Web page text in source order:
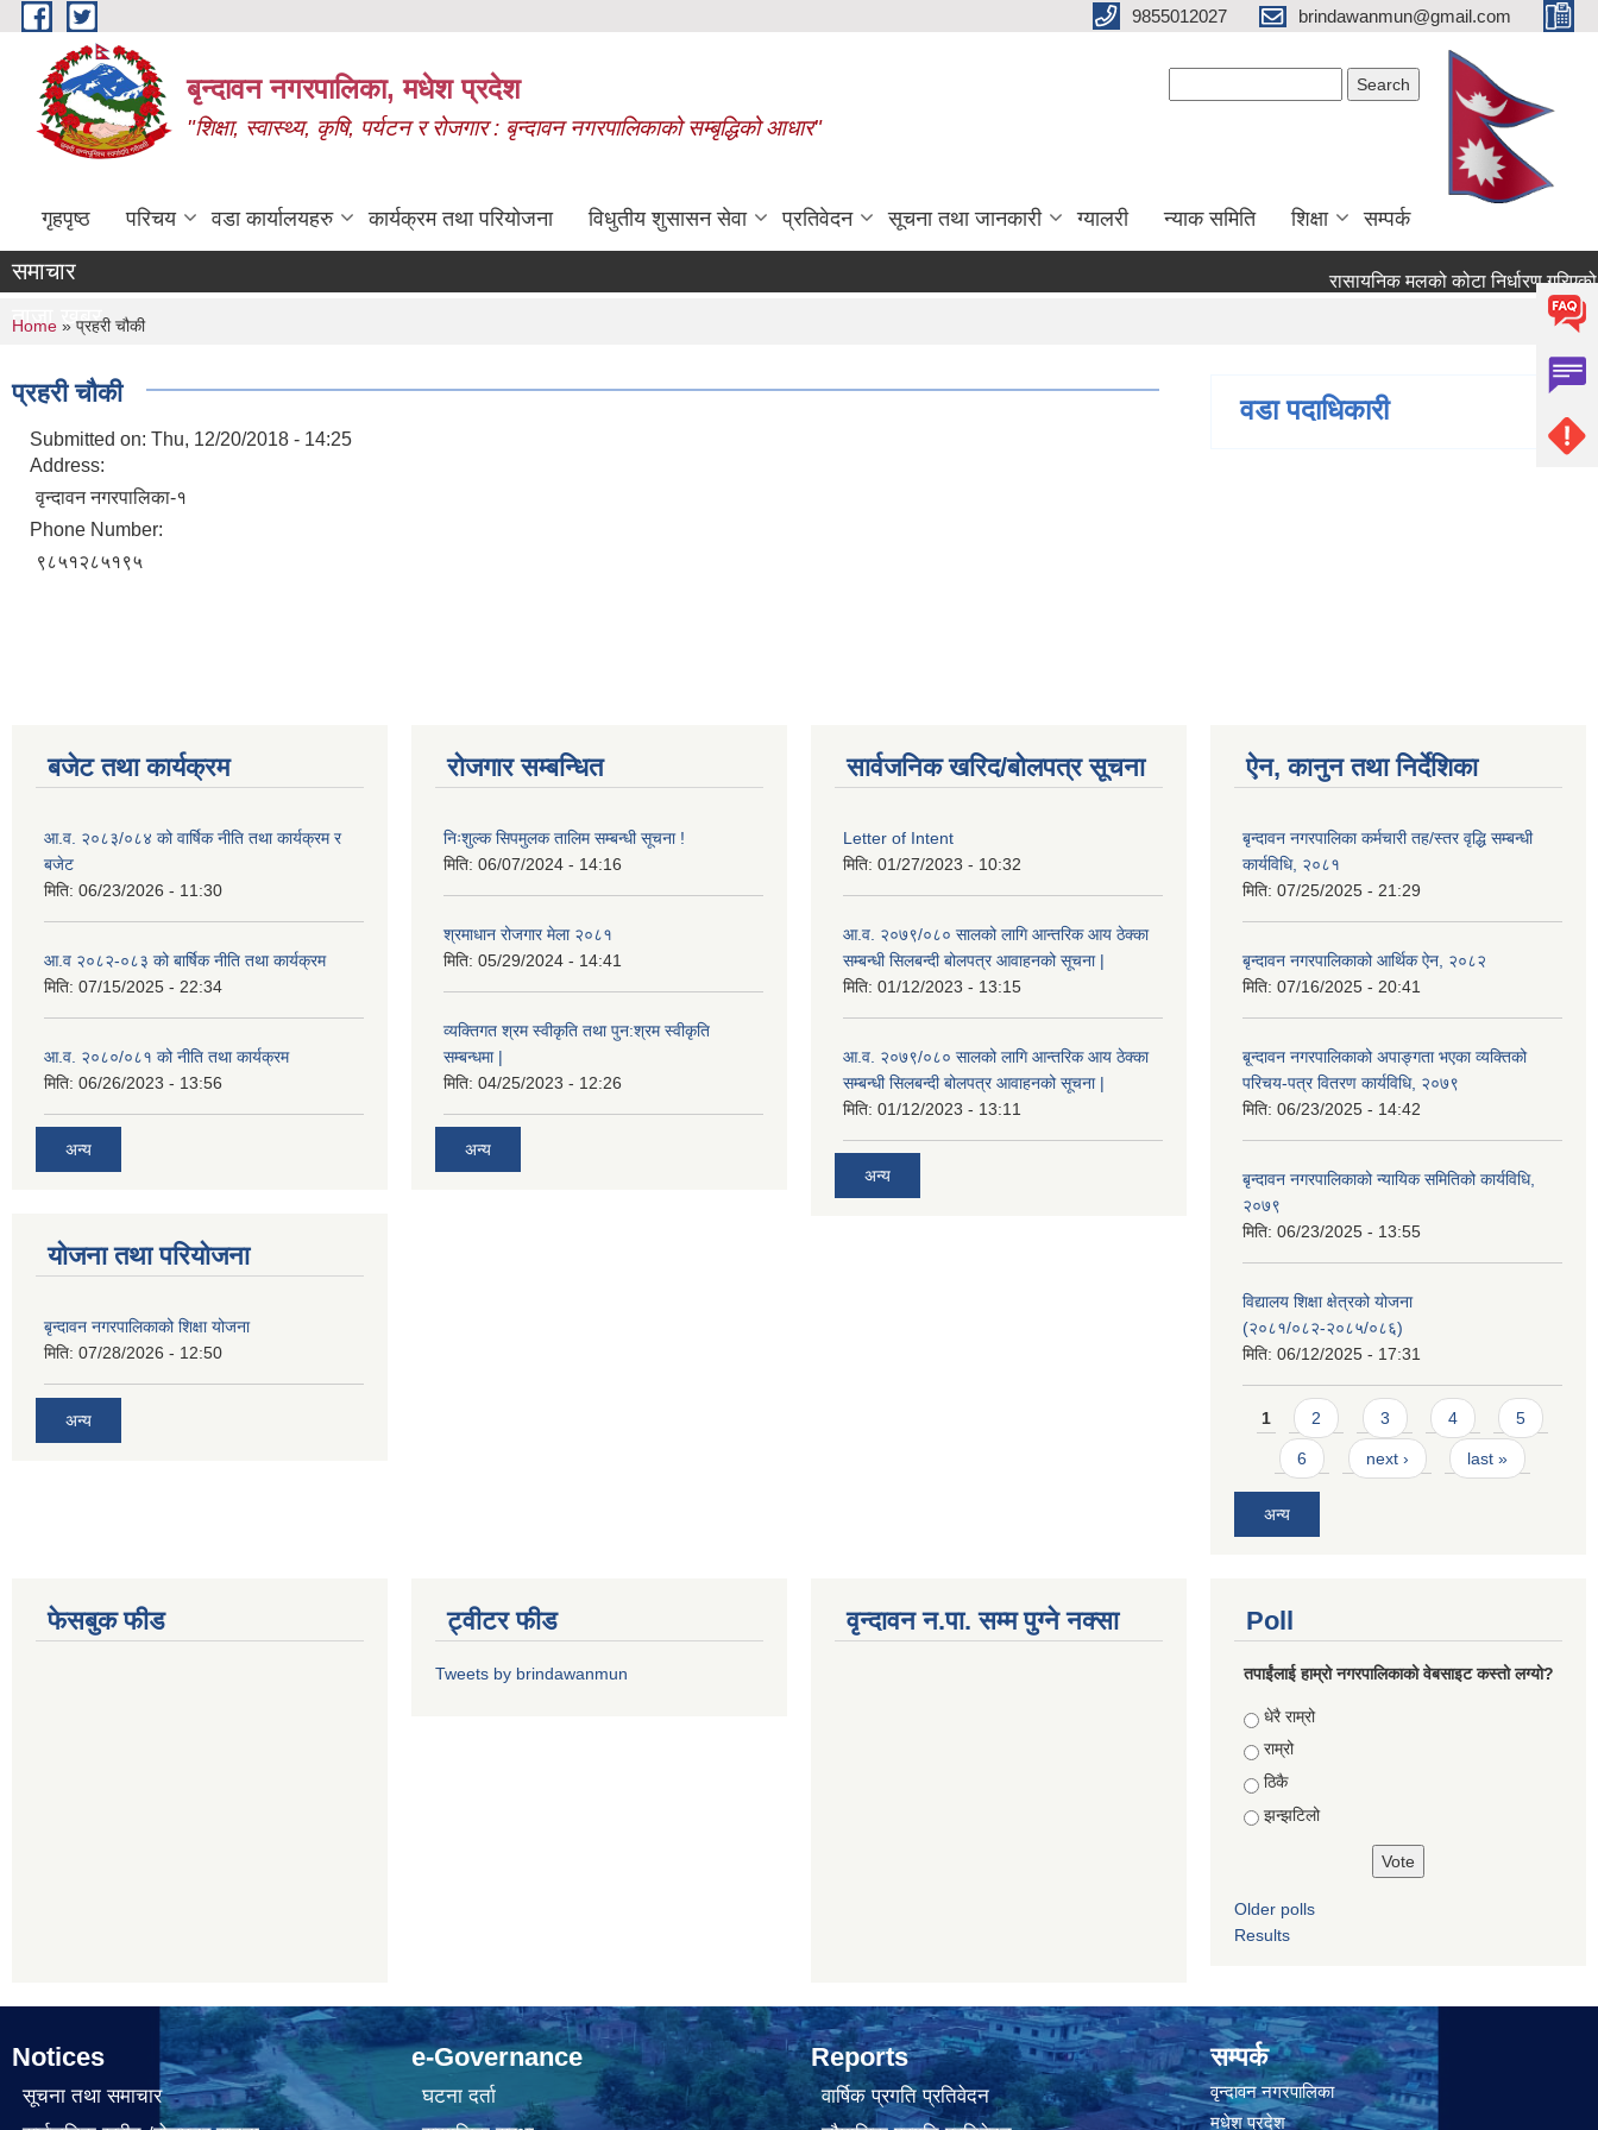
Skip to main content 9855012027 brindawanmun@gmail.com
बृन्दावन नगरपालिका, मधेश प्रदेश
"शिक्षा, स्वास्थ्य, कृषि, पर्यटन र रोजगार : बृन्दावन नगरपालिकाको सम्बृद्धिको आधार"
गृहपृष्ठ परिचय वडा कार्यालयहरु कार्यक्रम तथा परियोजना विधुतीय शुसासन सेवा प्रतिवेदन सूचना तथा जानकारी ग्यालरी न्याक समिति शिक्षा सम्पर्क
समाचार रासायनिक मलको कोटा निर्धारण गरिएको
ताजा खबर
You are here
Home » प्रहरी चौकी
प्रहरी चौकी
Submitted on: Thu, 12/20/2018 - 14:25
Address:
वृन्दावन नगरपालिका-१
Phone Number:
९८५१२८५१९५
वडा पदाधिकारी
बजेट तथा कार्यक्रम
आ.व. २०८३/०८४ को वार्षिक नीति तथा कार्यक्रम र
बजेट
मिति: 06/23/2026 - 11:30
आ.व २०८२-०८३ को बार्षिक नीति तथा कार्यक्रम
मिति: 07/15/2025 - 22:34
आ.व. २०८०/०८१ को नीति तथा कार्यक्रम
मिति: 06/26/2023 - 13:56
अन्य
योजना तथा परियोजना
बृन्दावन नगरपालिकाको शिक्षा योजना
मिति: 07/28/2026 - 12:50
अन्य
रोजगार सम्बन्धित
निःशुल्क सिपमुलक तालिम सम्बन्धी सूचना !
मिति: 06/07/2024 - 14:16
श्रमाधान रोजगार मेला २०८१
मिति: 05/29/2024 - 14:41
व्यक्तिगत श्रम स्वीकृति तथा पुन:श्रम स्वीकृति
सम्बन्धमा |
मिति: 04/25/2023 - 12:26
अन्य
सार्वजनिक खरिद/बोलपत्र सूचना
Letter of Intent
मिति: 01/27/2023 - 10:32
आ.व. २०७९/०८० सालको लागि आन्तरिक आय ठेक्का
सम्बन्धी सिलबन्दी बोलपत्र आवाहनको सूचना |
मिति: 01/12/2023 - 13:15
आ.व. २०७९/०८० सालको लागि आन्तरिक आय ठेक्का
सम्बन्धी सिलबन्दी बोलपत्र आवाहनको सूचना |
मिति: 01/12/2023 - 13:11
अन्य
ऐन, कानुन तथा निर्देशिका
बृन्दावन नगरपालिका कर्मचारी तह/स्तर वृद्धि सम्बन्धी
कार्यविधि, २०८१
मिति: 07/25/2025 - 21:29
बृन्दावन नगरपालिकाको आर्थिक ऐन, २०८२
मिति: 07/16/2025 - 20:41
बृ्न्दावन नगरपालिकाको अपाङ्गता भएका व्यक्तिको
परिचय-पत्र वितरण कार्यविधि, २०७९
मिति: 06/23/2025 - 14:42
बृन्दावन नगरपालिकाको न्यायिक समितिको कार्यविधि,
२०७९
मिति: 06/23/2025 - 13:55
विद्यालय शिक्षा क्षेत्रको योजना
(२०८१/०८२-२०८५/०८६)
मिति: 06/12/2025 - 17:31
Pages
1 2 3 4 5
6 next › last »
अन्य
फेसबुक फीड ट्वीटर फीड
Tweets by brindawanmun
वृन्दावन न.पा. सम्म पुग्ने नक्सा Poll
तपाईंलाई हाम्रो नगरपालिकाको वेबसाइट कस्तो लग्यो?
Choices
धेरै राम्रो
राम्रो
ठिकै
झन्झटिलो
Older polls
Results
Notices
सूचना तथा समाचार
e-Governance
घटना दर्ता
Reports
वार्षिक प्रगति प्रतिवेदन
सम्पर्क
वृन्दावन नगरपालिका
मधेश प्रदेश